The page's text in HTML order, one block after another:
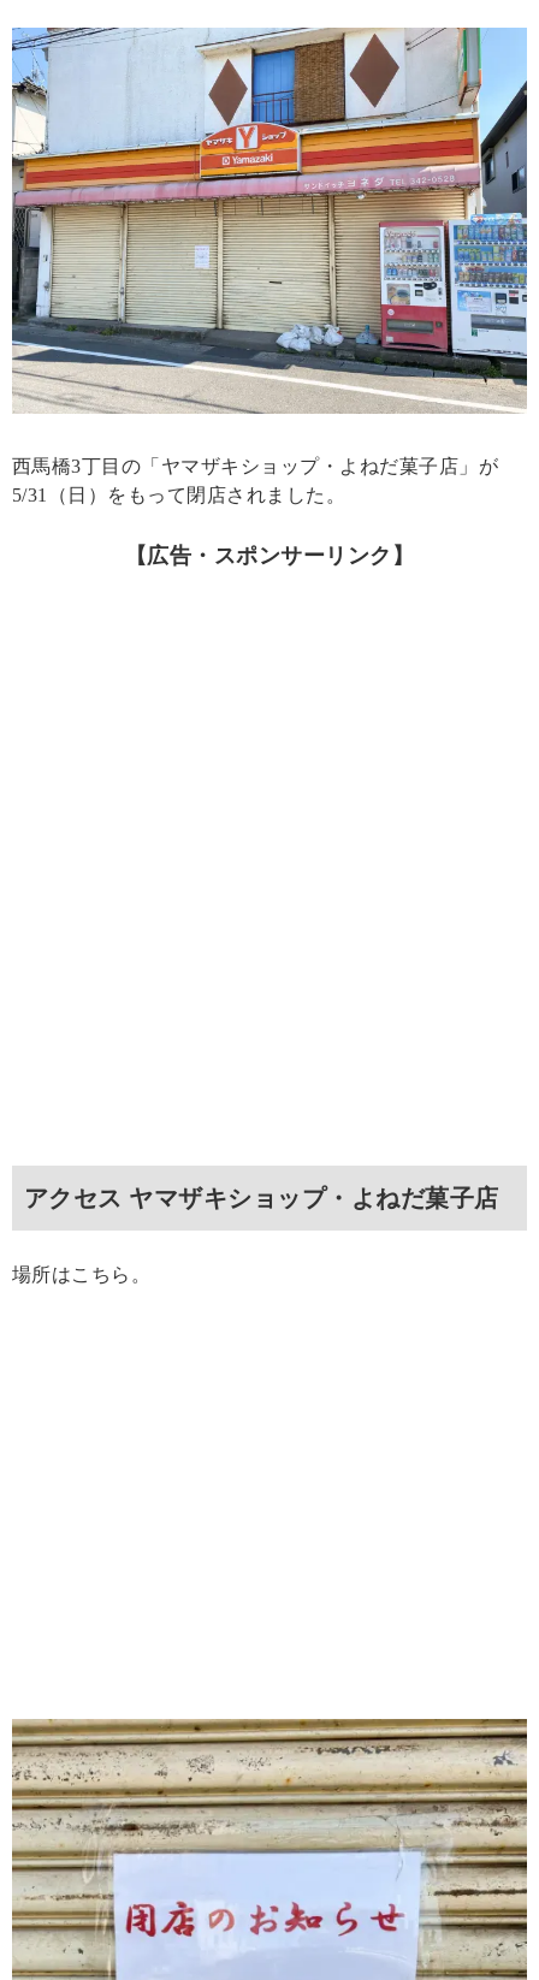
西馬橋3丁目の「ヤマザキショップ・よねだ菓子店」が
5/31（日）をもって閉店されました。
【広告・スポンサーリンク】
アクセス ヤマザキショップ・よねだ菓子店
場所はこちら。